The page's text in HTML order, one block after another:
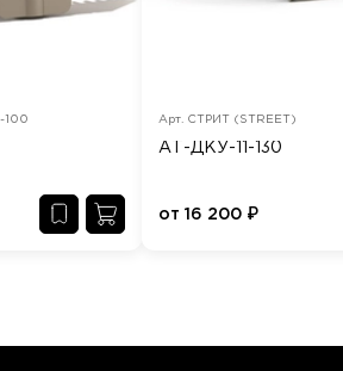
100 Арт. СТРИТ (STREET)
АТ-ДКУ-11-130
от 16 200 ₽